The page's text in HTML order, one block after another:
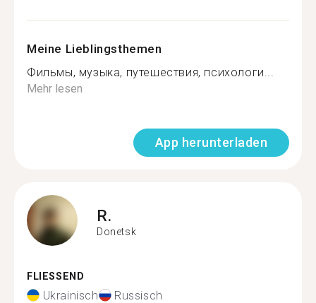
Meine Lieblingsthemen
Фильмы, музыка, путешествия, психологи...
Mehr lesen
App herunterladen
R.
Donetsk
FLIESSEND
Ukrainisch Russisch